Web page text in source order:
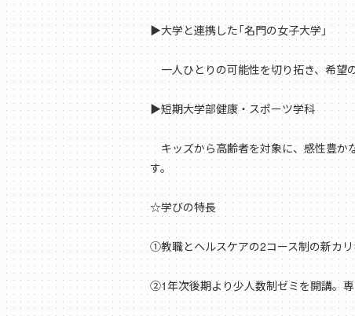
▶大学と連携した「名門の女子大学」
一人ひとりの可能性を切り拓き、希望
▶短期大学部健康・スポーツ学科
キッズから高齢者を対象に、感性豊か
す。
☆学びの特長
①教職とヘルスケアの2コース制の新カリ
②1年次後期より少人数制ゼミを開講。